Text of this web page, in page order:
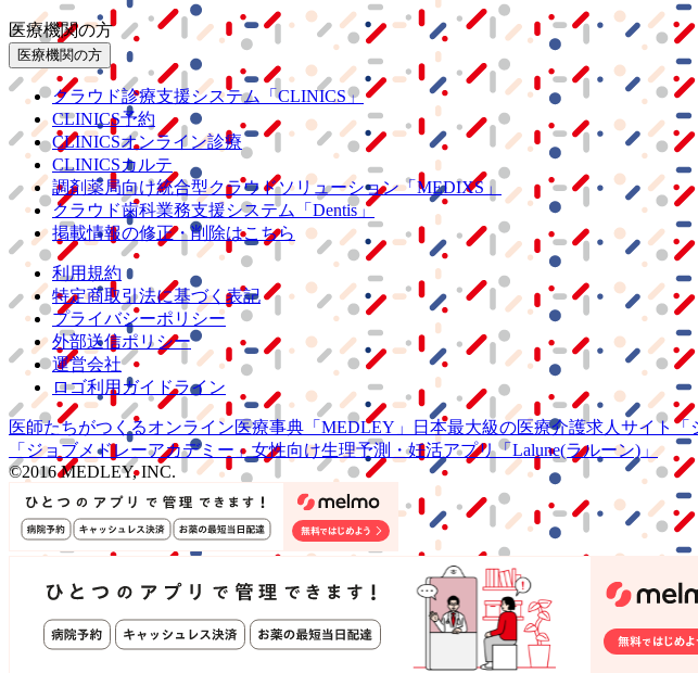
医療機関の方
医療機関の方
クラウド診療支援システム
「CLINICS」
CLINICS予約
CLINICSオンライン診療
CLINICSカルテ
調剤薬局向け統合型クラウドソリューション「MEDIXS」
クラウド歯科業務支援システム
「Dentis」
掲載情報の修正・削除はこちら
利用規約
特定商取引法に基づく表記
プライバシーポリシー
外部送信ポリシー
運営会社
ロゴ利用ガイドライン
医師たちがつくるオンライン医療事典 「MEDLEY」 日本最大級の医療介護求人サイト 「
「ジョブメドレーアカデミー」 女性向け生理予測・妊活アプリ「Lalune(ラルーン)」
©2016 MEDLEY, INC.